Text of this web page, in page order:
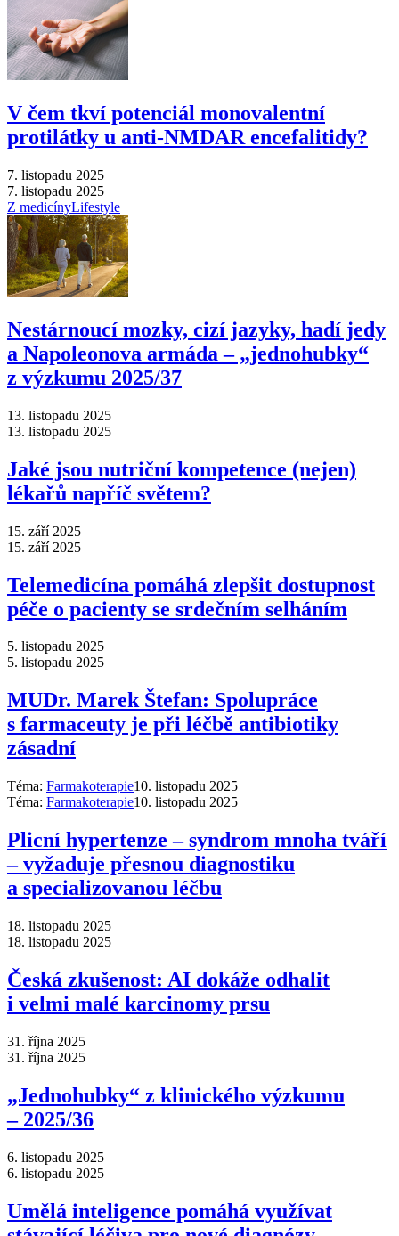
V čem tkví potenciál monovalentní
protilátky u anti-NMDAR encefalitidy?
7. listopadu 2025
7. listopadu 2025
Z medicínyLifestyle
Nestárnoucí mozky, cizí jazyky, hadí jedy
a Napoleonova armáda –⁠ „jednohubky“
z výzkumu 2025/37
13. listopadu 2025
13. listopadu 2025
Jaké jsou nutriční kompetence (nejen)
lékařů napříč světem?
15. září 2025
15. září 2025
Telemedicína pomáhá zlepšit dostupnost
péče o pacienty se srdečním selháním
5. listopadu 2025
5. listopadu 2025
MUDr. Marek Štefan: Spolupráce
s farmaceuty je při léčbě antibiotiky
zásadní
Téma: Farmakoterapie10. listopadu 2025
Téma: Farmakoterapie10. listopadu 2025
Plicní hypertenze –⁠ syndrom mnoha tváří
–⁠ vyžaduje přesnou diagnostiku
a specializovanou léčbu
18. listopadu 2025
18. listopadu 2025
Česká zkušenost: AI dokáže odhalit
i velmi malé karcinomy prsu
31. října 2025
31. října 2025
„Jednohubky“ z klinického výzkumu
–⁠ 2025/36
6. listopadu 2025
6. listopadu 2025
Umělá inteligence pomáhá využívat